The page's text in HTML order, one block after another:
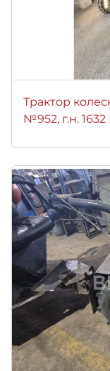
Трактор
№952, г.н. 1632